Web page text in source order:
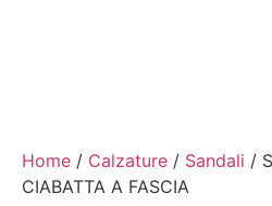
Home / Calzature / Sandali /
CIABATTA A FASCIA